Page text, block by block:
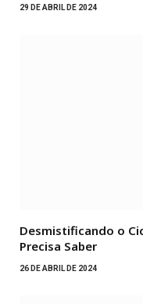
29 DE ABRIL DE 2024
Desmistificando o
Precisa Saber
26 DE ABRIL DE 2024